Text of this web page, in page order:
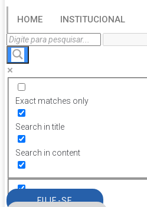
HOME INSTITUCIONAL
Exact matches only
Search in title
Search in content
FILIE-SE